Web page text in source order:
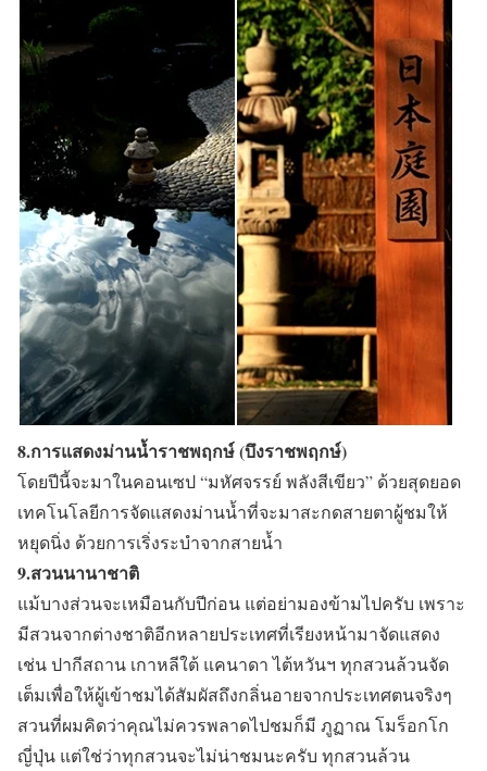
8.การแสดงม่านน้ำราชพฤกษ์ (บึงราชพฤกษ์)
โดยปีนี้จะมาในคอนเซป “มหัศจรรย์ พลังสีเขียว” ด้วยสุดยอด
เทคโนโลยีการจัดแสดงม่านน้ำที่จะมาสะกดสายตาผู้ชมให้
หยุดนิ่ง ด้วยการเริ่งระบำจากสายน้ำ
9.สวนนานาชาติ
แม้บางส่วนจะเหมือนกับปีก่อน แต่อย่ามองข้ามไปครับ เพราะ
มีสวนจากต่างชาติอีกหลายประเทศที่เรียงหน้ามาจัดแสดง
เช่น ปากีสถาน เกาหลีใต้ แคนาดา ไต้หวันฯ ทุกสวนล้วนจัด
เต็มเพื่อให้ผู้เข้าชมได้สัมผัสถึงกลิ่นอายจากประเทศตนจริงๆ
สวนที่ผมคิดว่าคุณไม่ควรพลาดไปชมก็มี ภูฏาณ โมร็อกโก
ญี่ปุ่น แต่ใช่ว่าทุกสวนจะไม่น่าชมนะครับ ทุกสวนล้วน